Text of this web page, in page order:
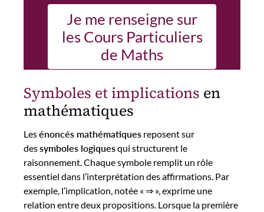
Je me renseigne sur
les Cours Particuliers
de Maths
Symboles et implications en
mathématiques
Lesénoncés mathématiques reposent sur
dessymboles logiquesqui structurent le
raisonnement. Chaque symbole remplit un rôle
essentiel dans l’interprétation des affirmations. Par
exemple, l’implication, notée « ⇒ », exprime une
relation entre deux propositions. Lorsque la première